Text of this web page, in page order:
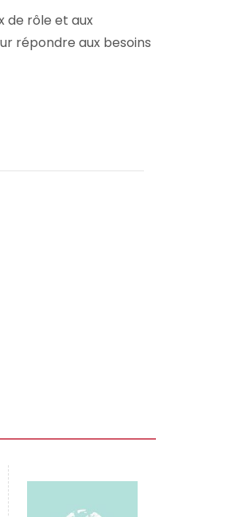
de rôle et aux
répondre aux besoins